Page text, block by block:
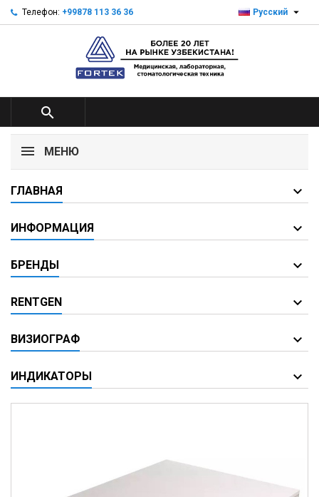
Телефон: +99878 113 36 36 Русский 

МЕНЮ
ГЛАВНАЯ
ИНФОРМАЦИЯ
БРЕНДЫ
RENTGEN
ВИЗИОГРАФ
ИНДИКАТОРЫ